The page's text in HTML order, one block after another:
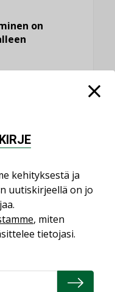
on
kehityksestä ja
uutiskirjeellä on jo
, miten
tietojasi.